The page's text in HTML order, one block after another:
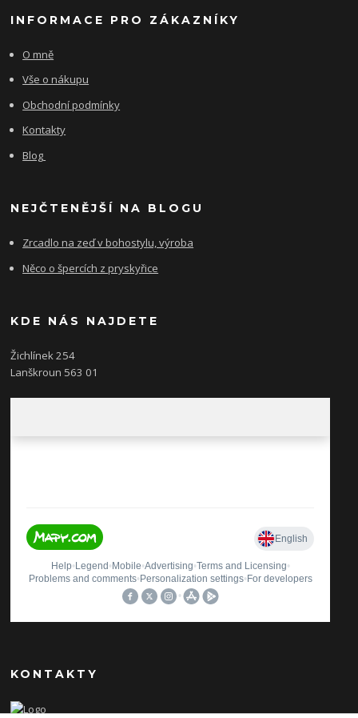
INFORMACE PRO ZÁKAZNÍKY
O mně
Vše o nákupu
Obchodní podmínky
Kontakty
Blog
NEJČTENĚJŠÍ NA BLOGU
Zrcadlo na zeď v bohostylu, výroba
Něco o špercích z pryskyřice
KDE NÁS NAJDETE
Žichlínek 254
Lanškroun 563 01
KONTAKTY